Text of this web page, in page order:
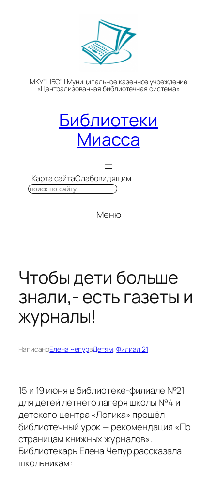
МКУ "ЦБС" | Муниципальное казенное учреждение
«Централизованная библиотечная система»
Библиотеки
Миасса
Карта сайтаСлабовидящим
Поиск
Меню
Чтобы дети больше
знали,- есть газеты и
журналы!
НаписаноЕлена ЧепурвДетям, Филиал 21
15 и 19 июня в библиотеке-филиале №21
для детей летнего лагеря школы №4 и
детского центра «Логика» прошёл
библиотечный урок — рекомендация «По
страницам книжных журналов».
Библиотекарь Елена Чепур.рассказала
школьникам: